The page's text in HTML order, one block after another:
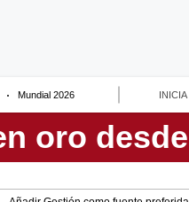
Mundial 2026